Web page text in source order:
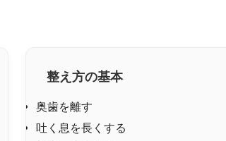
整え方の基本
奥歯を離す
吐く息を長くする